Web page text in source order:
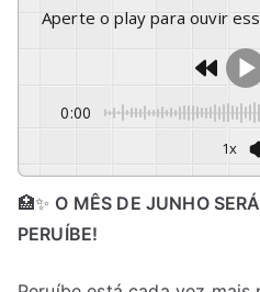
Aperte o play para ouvir
0:00
1x
🏥✨ O MÊS DE JUNHO
PERUÍBE!